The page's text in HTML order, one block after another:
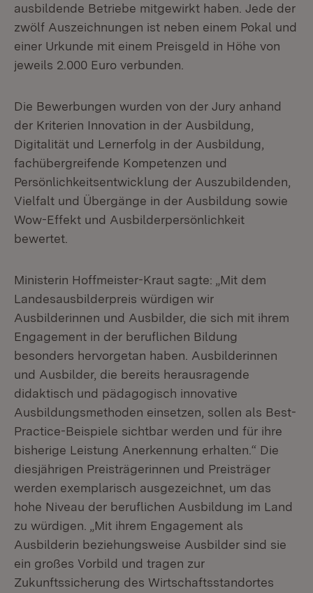
ausbildende Betriebe mitgewirkt haben. Jede der
zwölf Auszeichnungen ist neben einem Pokal und
einer Urkunde mit einem Preisgeld in Höhe von
jeweils 2.000 Euro verbunden.
Die Bewerbungen wurden von der Jury anhand
der Kriterien Innovation in der Ausbildung,
Digitalität und Lernerfolg in der Ausbildung,
fachübergreifende Kompetenzen und
Persönlichkeitsentwicklung der Auszubildenden,
Vielfalt und Übergänge in der Ausbildung sowie
Wow-Effekt und Ausbilderpersönlichkeit
bewertet.
Ministerin Hoffmeister-Kraut sagte: „Mit dem
Landesausbilderpreis würdigen wir
Ausbilderinnen und Ausbilder, die sich mit ihrem
Engagement in der beruflichen Bildung
besonders hervorgetan haben. Ausbilderinnen
und Ausbilder, die bereits herausragende
didaktisch und pädagogisch innovative
Ausbildungsmethoden einsetzen, sollen als Best-
Practice-Beispiele sichtbar werden und für ihre
bisherige Leistung Anerkennung erhalten.“ Die
diesjährigen Preisträgerinnen und Preisträger
werden exemplarisch ausgezeichnet, um das
hohe Niveau der beruflichen Ausbildung im Land
zu würdigen. „Mit ihrem Engagement als
Ausbilderin beziehungsweise Ausbilder sind sie
ein großes Vorbild und tragen zur
Zukunftssicherung des Wirtschaftsstandortes